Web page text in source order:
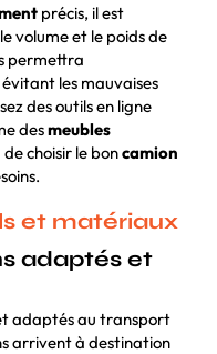
précis, il est
volume et le poids de
permettra
les mauvaises
des outils en ligne
desmeubles
choisir le boncamion
et matériaux
adaptés et
adaptés au transport
arrivent à destination